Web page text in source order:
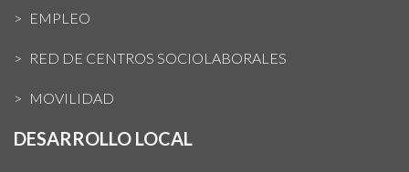
EMPLEO
RED DE CENTROS SOCIOLABORALES
MOVILIDAD
DESARROLLO LOCAL